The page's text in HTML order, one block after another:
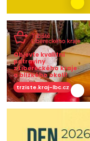
Objevte kvalitní
potraviny
z Libereckého kraje
a blízkého okolí!
trziste.kraj-lbc.cz